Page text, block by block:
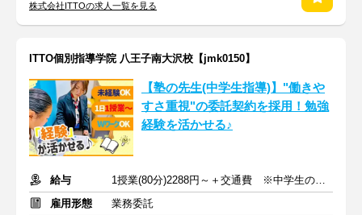
株式会社ITTOの求人一覧を見る
ITTO個別指導学院 八王子南大沢校【jmk0150】
【塾の先生(中学生指導)】"働きや
すさ重視"の委託契約を採用！勉強
経験を活かせる♪
給与
1授業(80分)2288円～＋交通費 ※中学生の場合
雇用形態
業務委託